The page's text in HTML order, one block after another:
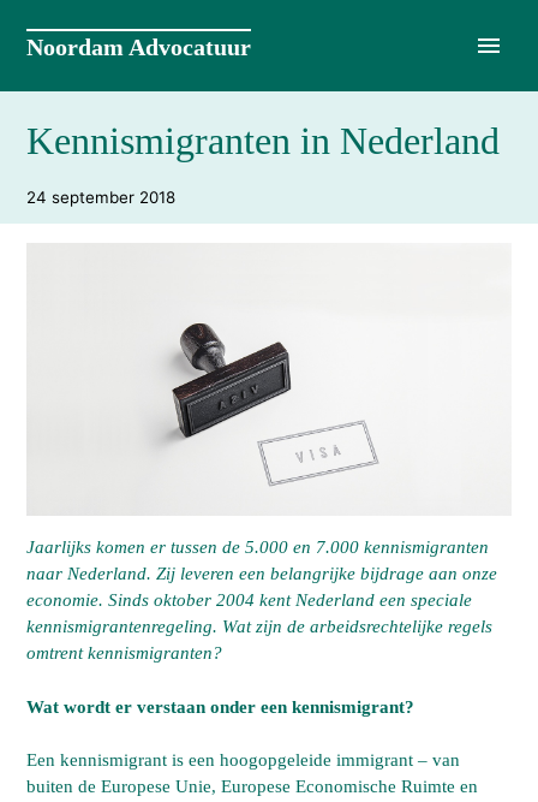
Noordam Advocatuur
Kennismigranten in Nederland
24 september 2018
Jaarlijks komen er tussen de 5.000 en 7.000 kennismigranten
naar Nederland. Zij leveren een belangrijke bijdrage aan onze
economie. Sinds oktober 2004 kent Nederland een speciale
kennismigrantenregeling. Wat zijn de arbeidsrechtelijke regels
omtrent kennismigranten?
Wat wordt er verstaan onder een kennismigrant?
Een kennismigrant is een hoogopgeleide immigrant – van
buiten de Europese Unie, Europese Economische Ruimte en